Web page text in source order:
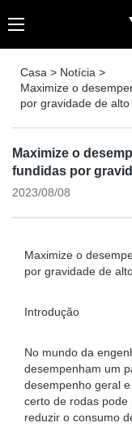
Casa > Notícia >
Maximize o
por gravidade de
Maximize o
fundidas por
2023/08/08
Maximize o
por gravidade de
Introdução
No mundo da
desempenham um
desempenho geral
certo de rodas pode
reduzir o consumo